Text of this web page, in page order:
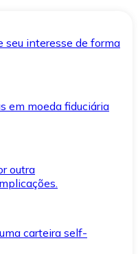
seu interesse de forma
em moeda fiduciária
outra
carteira self-